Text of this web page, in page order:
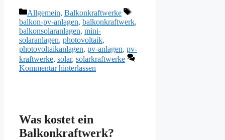
Kategorien
Allgemein, Balkonkraftwerke
Schlagwörter
balkon-pv-anlagen, balkonkraftwerk,
balkonsolaranlagen, mini-
solaranlagen, photovoltaik,
photovoltaikanlagen, pv-anlagen, pv-
kraftwerke, solar, solarkraftwerke
Kommentar hinterlassen
Was kostet ein
Balkonkraftwerk?